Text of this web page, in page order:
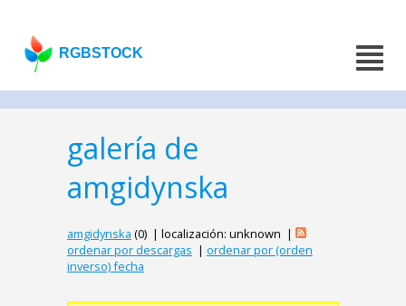
RGBSTOCK
galería de
amgidynska
amgidynska (0) | localización: unknown |
ordenar por descargas | ordenar por (orden
inverso) fecha